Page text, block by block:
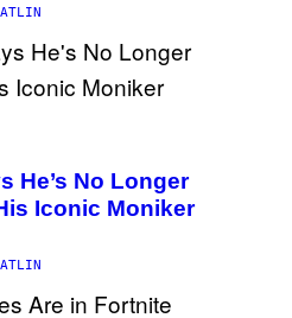
He’s No Longer
Iconic Moniker